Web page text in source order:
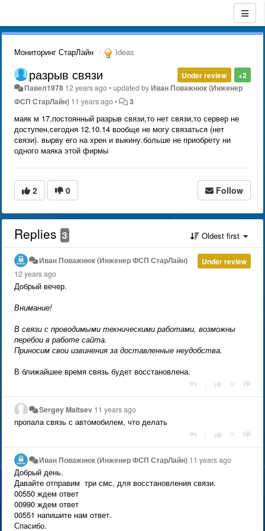
Мониторинг СтарЛайн Ideas
+2
Under review
разрыв связи
Павел1978 12 years ago•updated byИван Поважнюк (Инженер
ФСП СтарЛайн) 11 years ago• 3
маяк м 17,постоянный разрыв связи,то нет связи,то сервер не
доступен,сегодня 12.10.14 вообще не могу связаться (нет
связи). вырву его на хрен и выкину.больше не приобрету ни
одного маяка этой фирмы
2 0 Follow
Replies 3 Oldest first
Under review
Иван Поважнюк (Инженер ФСП СтарЛайн)
12 years ago
Добрый вечер.
Внимание!
В связи с проводимыми техническими работами, возможны
перебои в работе сайта.
Приносим свои извинения за доставленные неудобства.
В ближайшее время связь будет восстановлена.
Sergey Maltsev 11 years ago
пропала связь с автомобилем, что делать
Иван Поважнюк (Инженер ФСП СтарЛайн) 11 years ago
Добрый день.
Давайте отправим три смс, для восстановления связи.
00550 ждем ответ
00990 ждем ответ
00551 напишите нам ответ.
Спасибо.